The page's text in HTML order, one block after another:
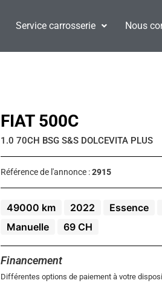
Service carrosserie Nous
FIAT 500C
1.0 70CH BSG S&S DOLCEVITA PLUS
Référence de l'annonce :2915
49000 km 2022 Essence
Manuelle
69 CH
Financement
Différentes options de paiement à votre